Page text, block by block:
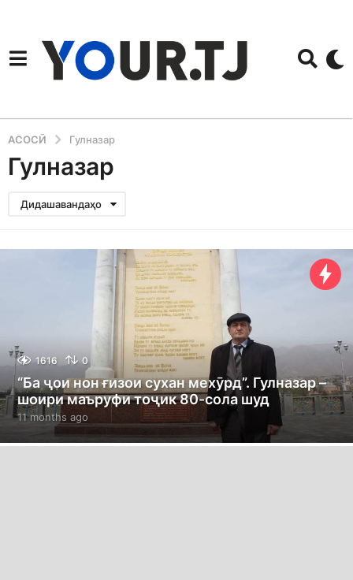
АСОСӢ Гулназар
Гулназар
Дидашавандаҳо
1616 0
“Ба ҷои нон ғизои сухан мехӯрд”. Гулназар –
шоири маъруфи тоҷик 80-сола шуд
11 months ago
m